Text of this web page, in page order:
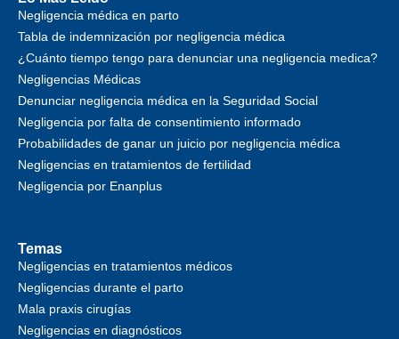
Negligencia médica en parto
Tabla de indemnización por negligencia médica
¿Cuánto tiempo tengo para denunciar una negligencia medica?
Negligencias Médicas
Denunciar negligencia médica en la Seguridad Social
Negligencia por falta de consentimiento informado
Probabilidades de ganar un juicio por negligencia médica
Negligencias en tratamientos de fertilidad
Negligencia por Enanplus
Temas
Negligencias en tratamientos médicos
Negligencias durante el parto
Mala praxis cirugías
Negligencias en diagnósticos